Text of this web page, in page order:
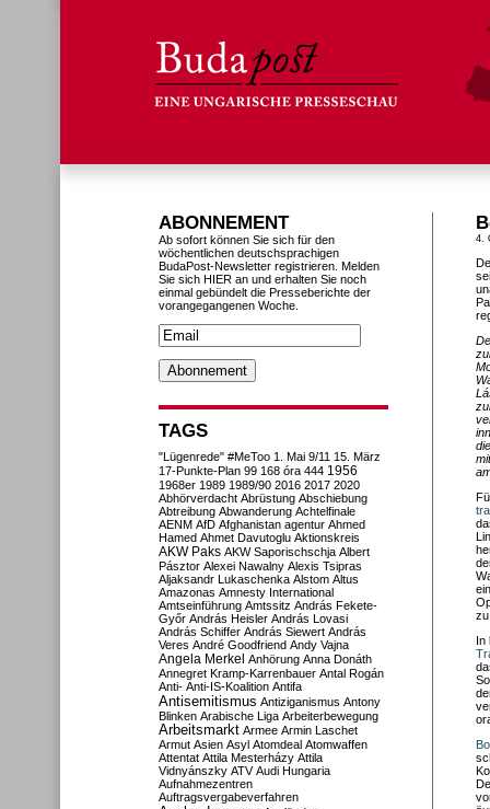
4.
In
ABONNEMENT
Ab sofort können Sie sich für den
wöchentlichen deutschsprachigen
BudaPost-Newsletter registrieren. Melden
Sie sich HIER an und erhalten Sie noch
einmal gebündelt die Presseberichte der
vorangegangenen Woche.
TAGS
"Lügenrede" #MeToo 1. Mai 9/11 15. März
17-Punkte-Plan 99 168 óra 444 1956
1968er 1989 1989/90 2016 2017 2020
Abhörverdacht Abrüstung Abschiebung
Abtreibung Abwanderung Achtelfinale
AENM AfD Afghanistan agentur Ahmed
Hamed Ahmet Davutoglu Aktionskreis
AKW Paks AKW Saporischschja Albert
Pásztor Alexei Nawalny Alexis Tsipras
Aljaksandr Lukaschenka Alstom Altus
Amazonas Amnesty International
Amtseinführung Amtssitz András Fekete-
Győr András Heisler András Lovasi
András Schiffer András Siewert András
Veres André Goodfriend Andy Vajna
Angela Merkel Anhörung Anna Donáth
Annegret Kramp-Karrenbauer Antal Rogán
Anti- Anti-IS-Koalition Antifa
Antisemitismus Antiziganismus Antony
Blinken Arabische Liga Arbeiterbewegung
Arbeitsmarkt Armee Armin Laschet
Armut Asien Asyl Atomdeal Atomwaffen
Attentat Attila Mesterházy Attila
Vidnyánszky ATV Audi Hungaria
Aufnahmezentren
Auftragsvergabeverfahren